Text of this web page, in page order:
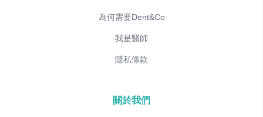
為何需要Dent&Co
我是醫師
隱私條款
關於我們